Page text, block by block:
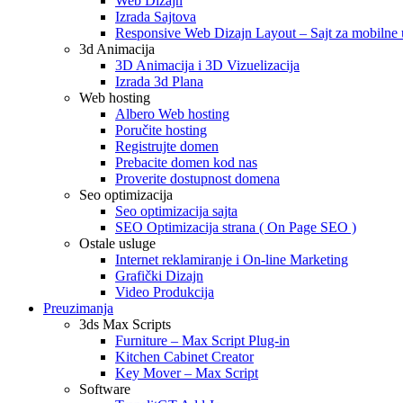
Izrada Sajtova
Responsive Web Dizajn Layout – Sajt za mobilne
3d Animacija
3D Animacija i 3D Vizuelizacija
Izrada 3d Plana
Web hosting
Albero Web hosting
Poručite hosting
Registrujte domen
Prebacite domen kod nas
Proverite dostupnost domena
Seo optimizacija
Seo optimizacija sajta
SEO Optimizacija strana ( On Page SEO )
Ostale usluge
Internet reklamiranje i On-line Marketing
Grafički Dizajn
Video Produkcija
Preuzimanja
3ds Max Scripts
Furniture – Max Script Plug-in
Kitchen Cabinet Creator
Key Mover – Max Script
Software